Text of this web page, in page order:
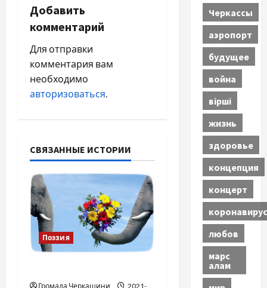
г
а
ц
и
о
з
а
п
Добавить
комментарий
Для отправки
комментария вам
необходимо
авторизоваться.
СВЯЗАННЫЕ ИСТОРИИ
Поэзия
Громада Черкащини 2021-
Черкассы
аэропорт
будущее
война
вірші
жизнь
здоровье
концепция
концерт
коронавирус
любов
марс
алам